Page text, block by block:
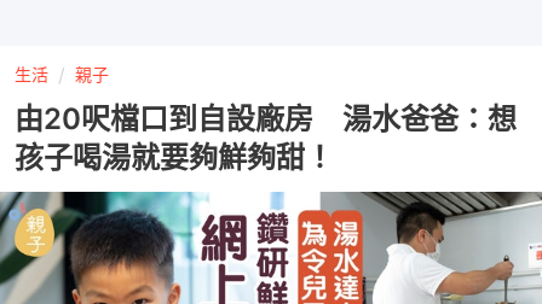
生活 親子
由20呎檔口到自設廠房 湯水爸爸：想
孩子喝湯就要夠鮮夠甜！